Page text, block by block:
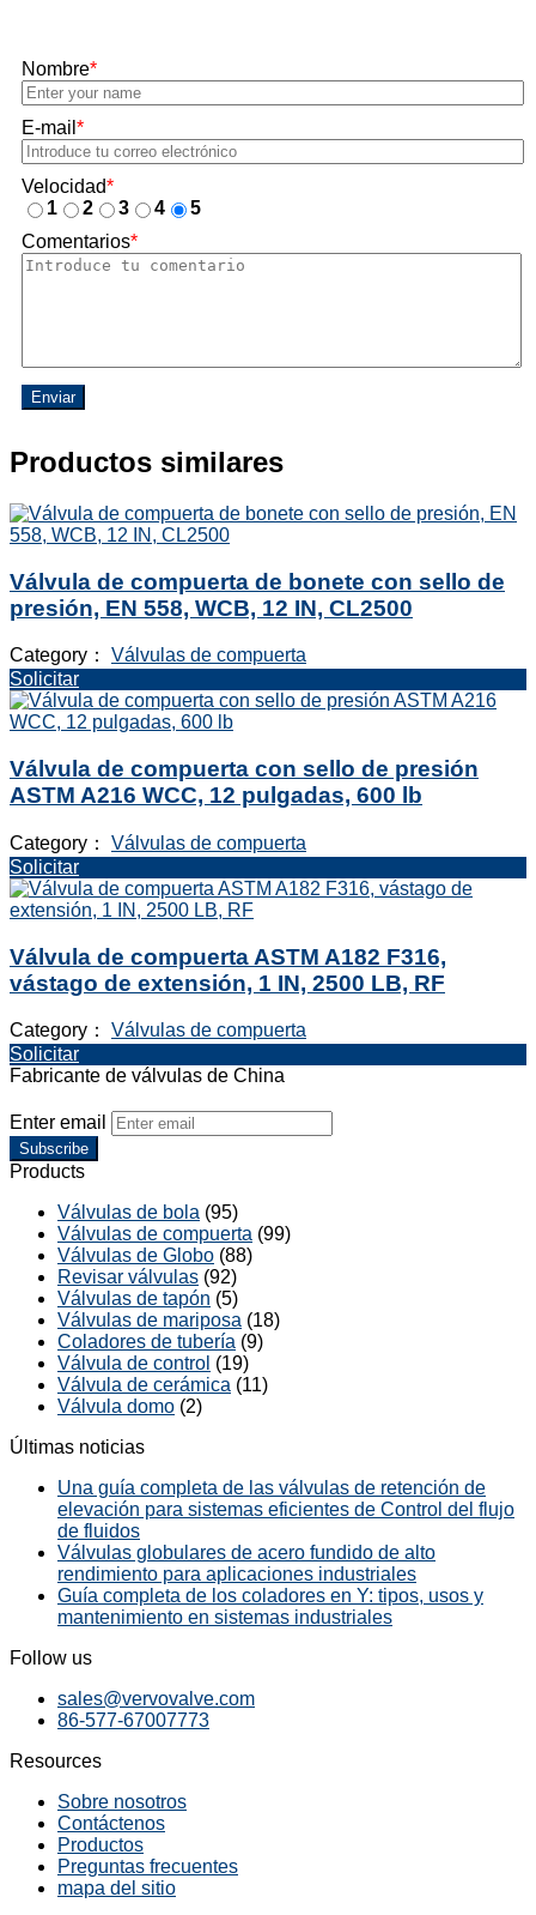
Nombre*
E-mail *
Velocidad*
1
2 3 4
5
Comentarios*
Enviar
Productos similares
Válvula de compuerta de bonete con sello de
presión, EN 558, WCB, 12 IN, CL2500
Category： Válvulas de compuerta
Solicitar
Válvula de compuerta con sello de presión
ASTM A216 WCC, 12 pulgadas, 600 lb
Category： Válvulas de compuerta
Solicitar
Válvula de compuerta ASTM A182 F316,
vástago de extensión, 1 IN, 2500 LB, RF
Category： Válvulas de compuerta
Solicitar
Fabricante de válvulas de China
Enter email
Subscribe
Products
Válvulas de bola (95)
Válvulas de compuerta (99)
Válvulas de Globo (88)
Revisar válvulas (92)
Válvulas de tapón (5)
Válvulas de mariposa (18)
Coladores de tubería (9)
Válvula de control (19)
Válvula de cerámica (11)
Válvula domo (2)
Últimas noticias
Una guía completa de las válvulas de retención de
elevación para sistemas eficientes de Control del flujo
de fluidos
Válvulas globulares de acero fundido de alto
rendimiento para aplicaciones industriales
Guía completa de los coladores en Y: tipos, usos y
mantenimiento en sistemas industriales
Follow us
sales@vervovalve.com
86-577-67007773
Resources
Sobre nosotros
Contáctenos
Productos
Preguntas frecuentes
mapa del sitio